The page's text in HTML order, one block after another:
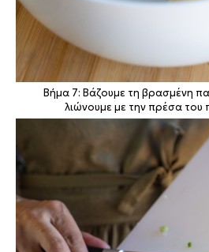
Βήμα 7: Βάζουμε τη βρασμένη
λιώνουμε με την πρέσα του